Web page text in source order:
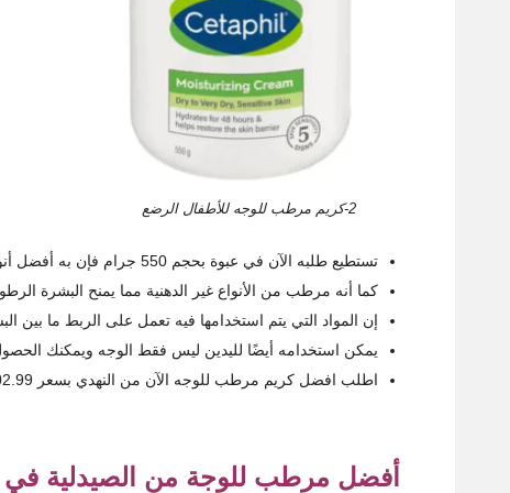
2-كريم مرطب للوجه للأطفال الرضع
تستطيع طلبه الآن في عبوة بحجم 550 جرام فإن به أفضل أنواع المواد المرطبة التي يحتاج إليها الوجه.
كما أنه مرطب من الأنواع غير الدهنية مما يمنح البشرة
إن المواد التي يتم استخدامها فيه تعمل على الربط ما بين
يمكن استخدامه أيضًا لليدين ليس فقط الوجه ويمكنك الحصول
اطلب افضل كريم مرطب للوجه الآن من النهدي بسعر 102.99 ريال سعودي بنسبة خصم 48%.
أفضل مرطب للوجة من الصيدلية في